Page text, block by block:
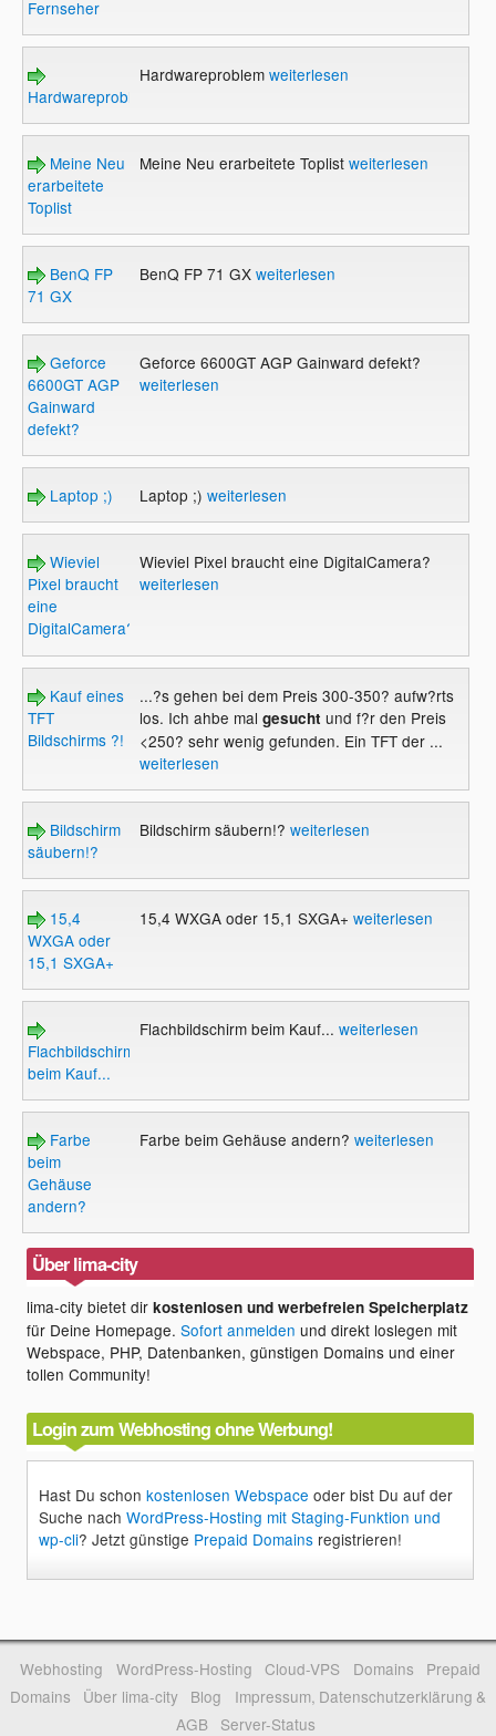
Fernseher
Hardwareproblem
Hardwareproblem weiterlesen
Meine Neu
erarbeitete
Toplist
Meine Neu erarbeitete Toplist weiterlesen
BenQ FP
71 GX
BenQ FP 71 GX weiterlesen
Geforce
6600GT AGP
Gainward
defekt?
Geforce 6600GT AGP Gainward defekt?
weiterlesen
Laptop ;) Laptop ;) weiterlesen
Wieviel
Pixel braucht
eine
DigitalCamera?
Wieviel Pixel braucht eine DigitalCamera?
weiterlesen
Kauf eines
TFT
Bildschirms ?!
...?s gehen bei dem Preis 300-350? aufw?rts
los. Ich ahbe mal gesucht und f?r den Preis
<250? sehr wenig gefunden. Ein TFT der ...
weiterlesen
Bildschirm
säubern!?
Bildschirm säubern!? weiterlesen
15,4
WXGA oder
15,1 SXGA+
15,4 WXGA oder 15,1 SXGA+ weiterlesen
Flachbildschirm
beim Kauf...
Flachbildschirm beim Kauf... weiterlesen
Farbe
beim
Gehäuse
andern?
Farbe beim Gehäuse andern? weiterlesen
Über lima-city
lima-city bietet dirkostenlosen und werbefreien Speicherplatz
für Deine Homepage.Sofort anmelden und direkt loslegen mit
Webspace, PHP, Datenbanken, günstigen Domains und einer
tollen Community!
Login zum Webhosting ohne Werbung!
Hast Du schonkostenlosen Webspace oder bist Du auf der
Suche nachWordPress-Hosting mit Staging-Funktion und
wp-cli? Jetzt günstige Prepaid Domains registrieren!
Webhosting WordPress-Hosting Cloud-VPS Domains
Prepaid
Domains
Über lima-city Blog
Impressum, Datenschutzerklärung &
AGB
Server-Status